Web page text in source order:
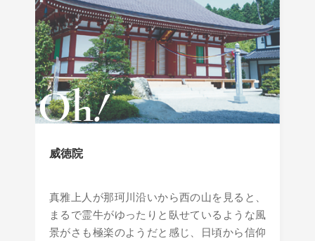
威徳院
真雅上人が那珂川沿いから西の山を見ると、
まるで霊牛がゆったりと臥せているような風
景がさも極楽のようだと感じ、日頃から信仰